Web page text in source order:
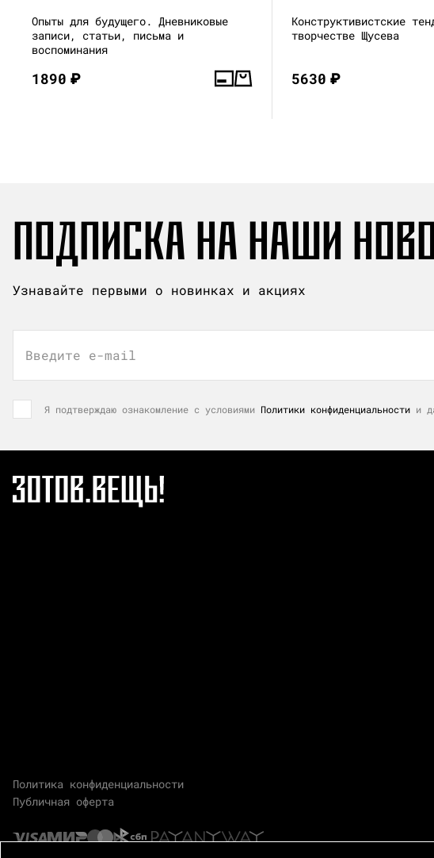
Опыты для будущего. Дневниковые
записи, статьи, письма и
воспоминания
1890₽
Конструктивистские
творчестве Щусева
5630₽
ПОДПИСКА НА НАШИ
Узнавайте первыми о новинках и акциях
Введите e-mail
Я подтверждаю ознакомление с условиями Политики конфиденциальности и
Политика конфиденциальности
Публичная оферта